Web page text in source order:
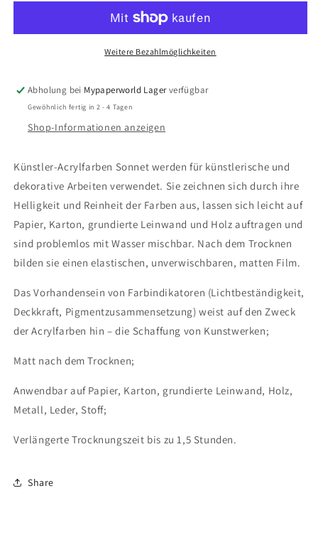
120
Farben,
120
ml
Weitere Bezahlmöglichkeiten
Abholung bei Mypaperworld Lagerverfügbar
Gewöhnlich fertig in 2 - 4 Tagen
Shop-Informationen anzeigen
Künstler-Acrylfarben Sonnet werden für künstlerische und
dekorative Arbeiten verwendet. Sie zeichnen sich durch ihre
Helligkeit und Reinheit der Farben aus, lassen sich leicht auf
Papier, Karton, grundierte Leinwand und Holz auftragen und
sind problemlos mit Wasser mischbar. Nach dem Trocknen
bilden sie einen elastischen, unverwischbaren, matten Film.
Das Vorhandensein von Farbindikatoren (Lichtbeständigkeit,
Deckkraft, Pigmentzusammensetzung) weist auf den Zweck
der Acrylfarben hin – die Schaffung von Kunstwerken;
Matt nach dem Trocknen;
Anwendbar auf Papier, Karton, grundierte Leinwand, Holz,
Metall, Leder, Stoff;
Verlängerte Trocknungszeit bis zu 1,5 Stunden.
Share